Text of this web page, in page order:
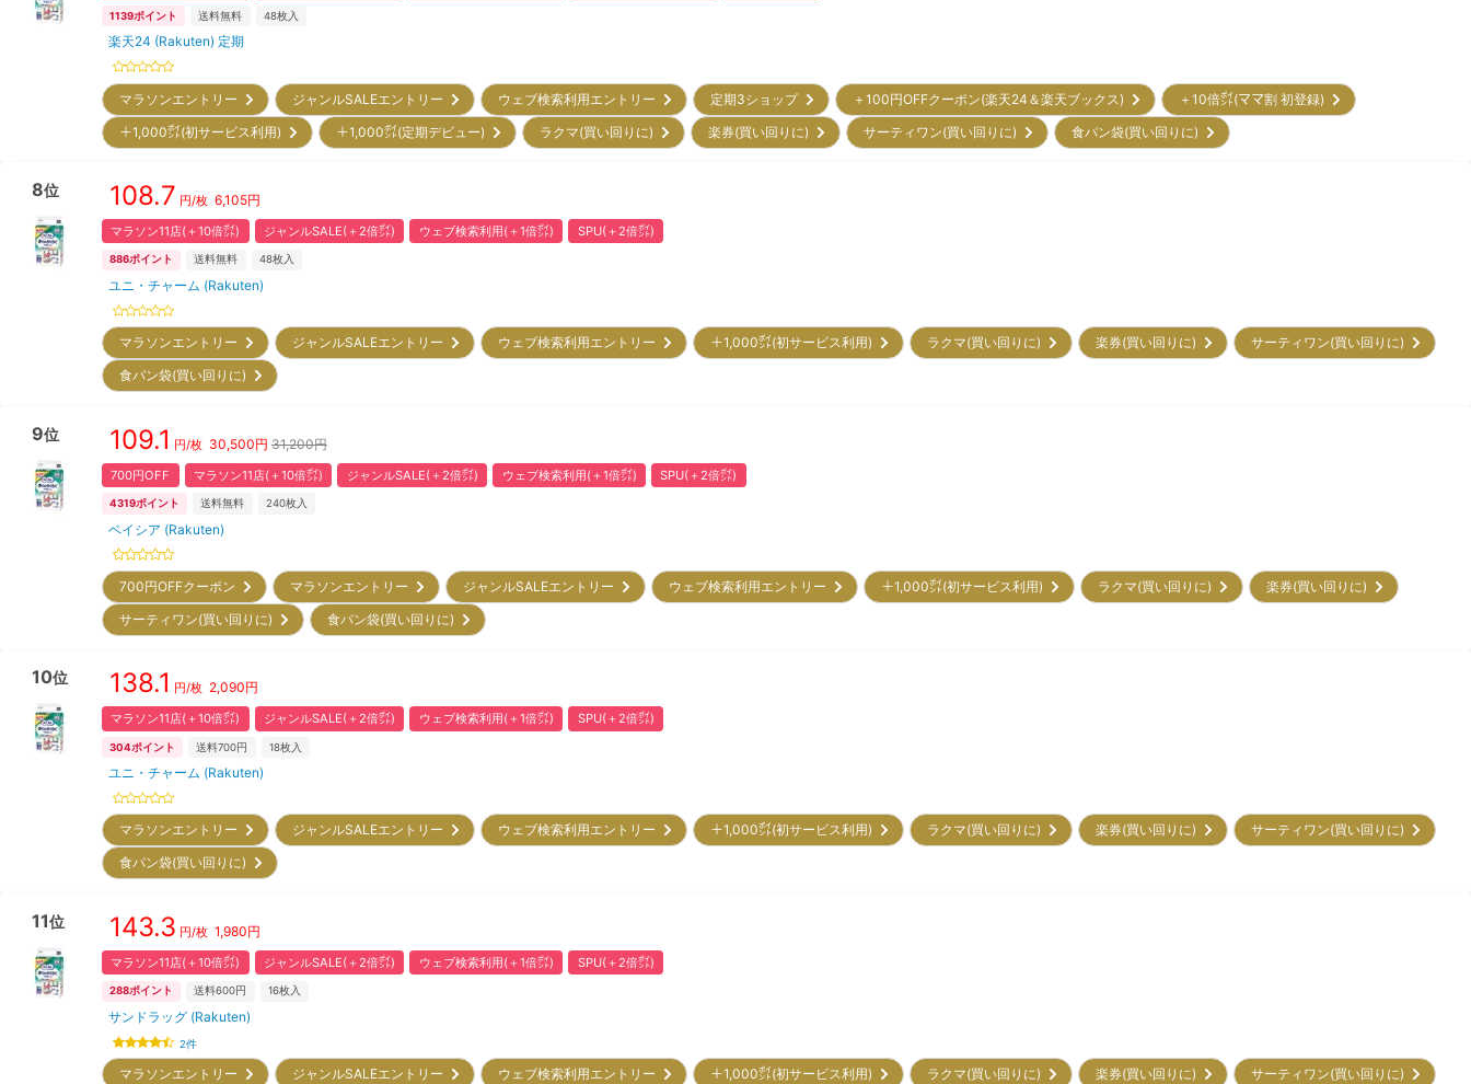
1139ポイント 送料無料 48枚入
楽天24 (Rakuten) 定期
マラソンエントリー ジャンルSALEエントリー ウェブ検索利用エントリー 定期3ショップ ＋100円OFFクーポン(楽天24＆楽天ブックス)
＋10倍㌽(ママ割 初登録)
＋1,000㌽(初サービス利用)
＋1,000㌽(定期デビュー) ラクマ(買い回りに) 楽券(買い回りに) サーティワン(買い回りに) 食パン袋(買い回りに)
8位 108.7 円/枚 6,105円
マラソン11店(＋10倍㌽) ジャンルSALE(＋2倍㌽) ウェブ検索利用(＋1倍㌽) SPU(＋2倍㌽)
886ポイント 送料無料 48枚入
ユニ・チャーム (Rakuten)
マラソンエントリー ジャンルSALEエントリー ウェブ検索利用エントリー ＋1,000㌽(初サービス利用) ラクマ(買い回りに) 楽券(買い回りに)
サーティワン(買い回りに)
食パン袋(買い回りに)
9位 109.1 円/枚 30,500円 31,200円
700円OFF マラソン11店(＋10倍㌽) ジャンルSALE(＋2倍㌽) ウェブ検索利用(＋1倍㌽) SPU(＋2倍㌽)
4319ポイント 送料無料 240枚入
ベイシア (Rakuten)
700円OFFクーポン マラソンエントリー ジャンルSALEエントリー ウェブ検索利用エントリー ＋1,000㌽(初サービス利用) ラクマ(買い回りに)
楽券(買い回りに)
サーティワン(買い回りに)
食パン袋(買い回りに)
10位 138.1 円/枚 2,090円
マラソン11店(＋10倍㌽) ジャンルSALE(＋2倍㌽) ウェブ検索利用(＋1倍㌽) SPU(＋2倍㌽)
304ポイント 送料700円 18枚入
ユニ・チャーム (Rakuten)
マラソンエントリー ジャンルSALEエントリー ウェブ検索利用エントリー ＋1,000㌽(初サービス利用) ラクマ(買い回りに) 楽券(買い回りに)
サーティワン(買い回りに)
食パン袋(買い回りに)
11位 143.3 円/枚 1,980円
マラソン11店(＋10倍㌽) ジャンルSALE(＋2倍㌽) ウェブ検索利用(＋1倍㌽) SPU(＋2倍㌽)
288ポイント 送料600円 16枚入
サンドラッグ (Rakuten)
2件
マラソンエントリー ジャンルSALEエントリー ウェブ検索利用エントリー ＋1,000㌽(初サービス利用) ラクマ(買い回りに) 楽券(買い回りに)
サーティワン(買い回りに)